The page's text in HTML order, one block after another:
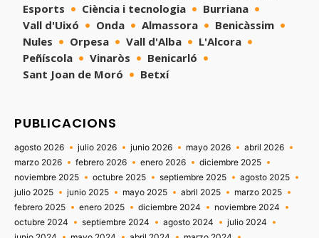
Esports
Ciència i tecnologia
Burriana
Vall d'Uixó
Onda Almassora
Benicàssim
Nules
Orpesa Vall d'Alba
L'Alcora
Peñíscola
Vinaròs
Benicarló
Sant Joan de Moró
Betxí
PUBLICACIONS
agosto 2026 julio 2026 junio 2026 mayo 2026
abril 2026
marzo 2026
febrero 2026 enero 2026
diciembre 2025
noviembre 2025
octubre 2025 septiembre 2025
agosto 2025
julio 2025
junio 2025 mayo 2025 abril 2025
marzo 2025
febrero 2025
enero 2025 diciembre 2024
noviembre 2024
octubre 2024
septiembre 2024 agosto 2024
julio 2024